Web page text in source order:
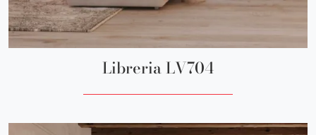
Libreria LV704